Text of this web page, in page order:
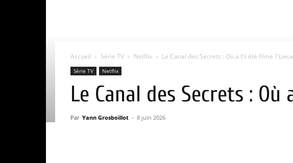
Accueil Série TV Netflix Le Canal des Secrets : Où a t’il été filmé ?
Série TV Netflix
Le Canal des Secrets :
Par Yann Grosboillot - 8 juin 2026